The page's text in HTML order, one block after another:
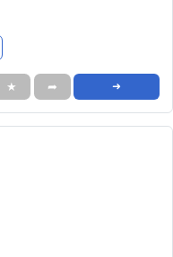
★ ➦ ➜